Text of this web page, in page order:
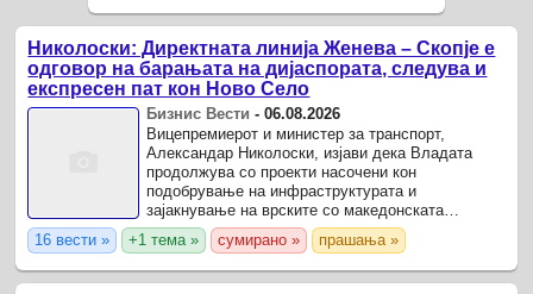
Николоски: Директната линија Женева – Скопје е
одговор на барањата на дијаспората, следува и
експресен пат кон Ново Село
Бизнис Вести -06.08.2026
Вицепремиерот и министер за транспорт,
Александар Николоски, изјави дека Владата
продолжува со проекти насочени кон
подобрување на инфраструктурата и
зајакнување на врските со македонската
дијаспора. За време на средба со членови,
симпатизери и иселеници во Ново Село,
Николоски ...
16 вести » +1 тема » сумирано » прашања »